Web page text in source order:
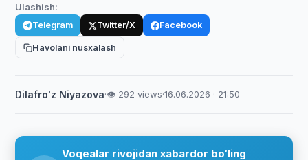
Ulashish:
Telegram Twitter/X Facebook
Havolani nusxalash
Dilafro'z Niyazova·👁 292 views·16.06.2026 · 21:50
Voqealar rivojidan xabardor bo‘ling